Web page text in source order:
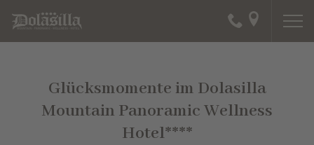
Glücksmomente im Dolasilla
Mountain Panoramic Wellness
Hotel****